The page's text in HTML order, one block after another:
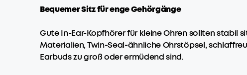
Bequemer Sitz für enge Gehörgänge
Gute In-Ear-Kopfhörer für kleine Ohren sollten stabil
Materialien, Twin-Seal-ähnliche Ohrstöpsel,
Earbuds zu groß oder ermüdend sind.